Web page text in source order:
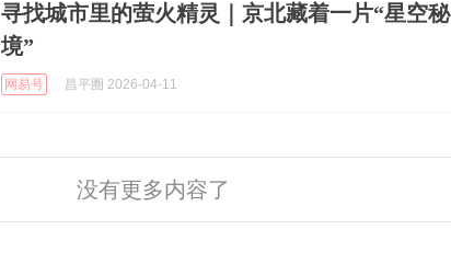
寻找城市里的萤火精灵｜京北藏着一片“星空秘
境”
网易号 昌平圈 2026-04-11
没有更多内容了